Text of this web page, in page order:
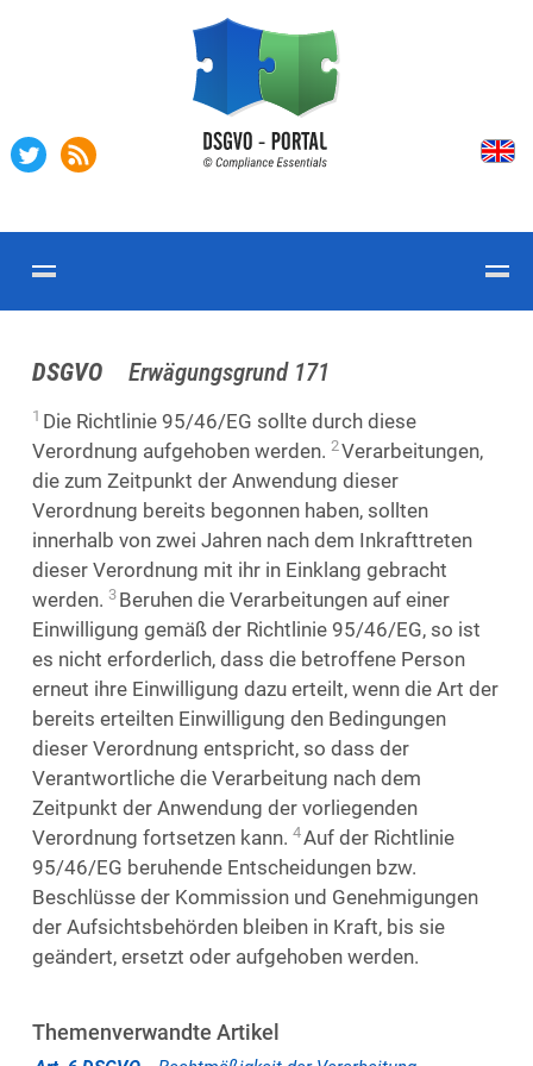
DSGVO Erwägungsgrund 171
1 Die Richtlinie 95/46/EG sollte durch diese
Verordnung aufgehoben werden. 2Verarbeitungen,
die zum Zeitpunkt der Anwendung dieser
Verordnung bereits begonnen haben, sollten
innerhalb von zwei Jahren nach dem Inkrafttreten
dieser Verordnung mit ihr in Einklang gebracht
werden. 3 Beruhen die Verarbeitungen auf einer
Einwilligung gemäß der Richtlinie 95/46/EG, so ist
es nicht erforderlich, dass die betroffene Person
erneut ihre Einwilligung dazu erteilt, wenn die Art der
bereits erteilten Einwilligung den Bedingungen
dieser Verordnung entspricht, so dass der
Verantwortliche die Verarbeitung nach dem
Zeitpunkt der Anwendung der vorliegenden
Verordnung fortsetzen kann. 4Auf der Richtlinie
95/46/EG beruhende Entscheidungen bzw.
Beschlüsse der Kommission und Genehmigungen
der Aufsichtsbehörden bleiben in Kraft, bis sie
geändert, ersetzt oder aufgehoben werden.
Themenverwandte Artikel